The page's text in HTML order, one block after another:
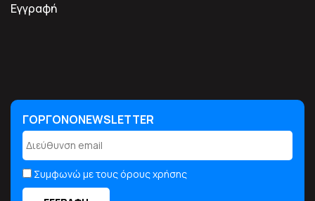
Εγγραφή
ΓΟΡΓΟΝΟNEWSLETTER
Συμφωνώ με τους όρους χρήσης